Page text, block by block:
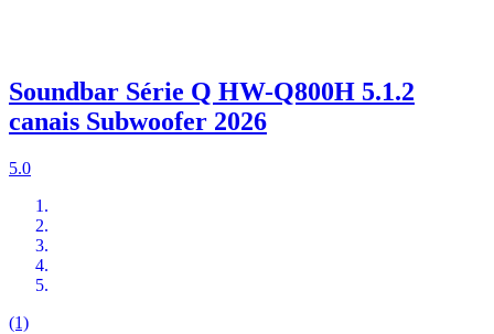
Soundbar Série Q HW-Q800H 5.1.2
canais Subwoofer 2026
5.0
(1)